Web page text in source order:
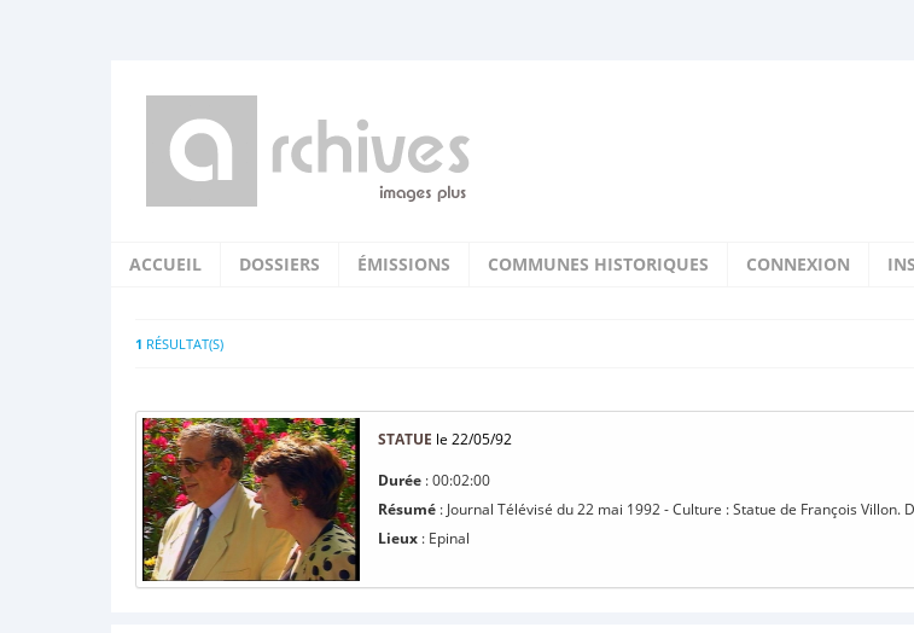
ACCUEIL DOSSIERS ÉMISSIONS COMMUNES HISTORIQUES CONNEXION
1 RÉSULTAT(S)
STATUE le 22/05/92
Durée : 00:02:00
Résumé : Journal Télévisé du 22 mai 1992 - Culture : Statue de François Villon.
Lieux : Epinal